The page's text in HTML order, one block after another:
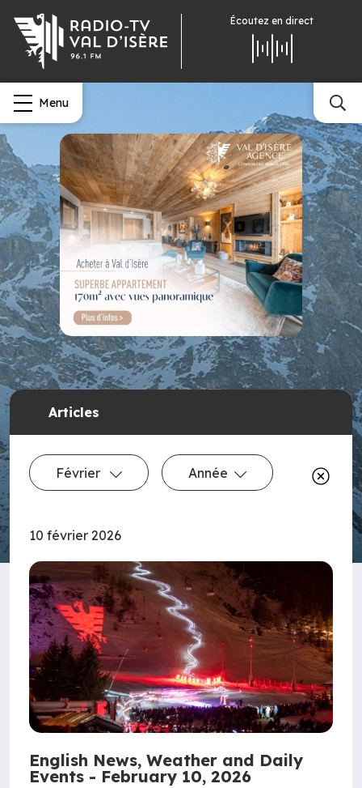
Écoutez en direct
Menu
Articles
Février Année
10 février 2026
English News, Weather and Daily
Events - February 10, 2026